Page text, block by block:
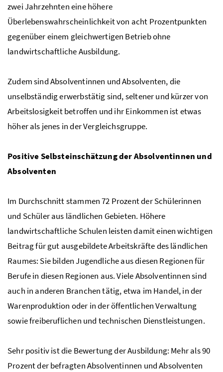
zwei Jahrzehnten eine höhere
Überlebenswahrscheinlichkeit von acht Prozentpunkten
gegenüber einem gleichwertigen Betrieb ohne
landwirtschaftliche Ausbildung.
Zudem sind Absolventinnen und Absolventen, die
unselbständig erwerbstätig sind, seltener und kürzer von
Arbeitslosigkeit betroffen und ihr Einkommen ist etwas
höher als jenes in der Vergleichsgruppe.
Positive Selbsteinschätzung der Absolventinnen und
Absolventen
Im Durchschnitt stammen 72 Prozent der Schülerinnen
und Schüler aus ländlichen Gebieten. Höhere
landwirtschaftliche Schulen leisten damit einen wichtigen
Beitrag für gut ausgebildete Arbeitskräfte des ländlichen
Raumes: Sie bilden Jugendliche aus diesen Regionen für
Berufe in diesen Regionen aus. Viele Absolventinnen sind
auch in anderen Branchen tätig, etwa im Handel, in der
Warenproduktion oder in der öffentlichen Verwaltung
sowie freiberuflichen und technischen Dienstleistungen.
Sehr positiv ist die Bewertung der Ausbildung: Mehr als 90
Prozent der befragten Absolventinnen und Absolventen